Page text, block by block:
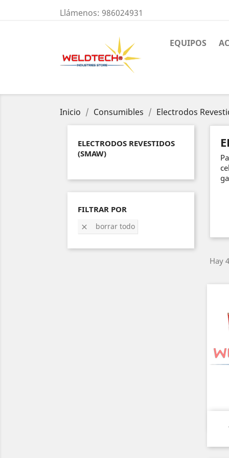
Llámenos: 986024931
EQUIPOS
Inicio Consumibles Electrodos
ELECTRODOS REVESTIDOS
(SMAW)
FILTRAR POR
 borrar todo
Hay